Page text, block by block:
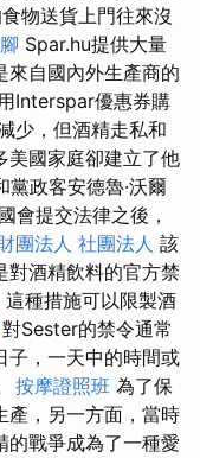
物送貨上門往來沒
Spar.hu提供大量
來自國內外生產商的
Interspar優惠券購
少，但酒精走私和
美國家庭卻建立了他
黨政客安德魯·沃爾
會提交法律之後，
團法人 社團法人 該
對酒精飲料的官方禁
這種措施可以限製酒
對Sester的禁令通常
子，一天中的時間或
按摩證照班 為了保
產，另一方面，當時
的戰爭成為了一種愛